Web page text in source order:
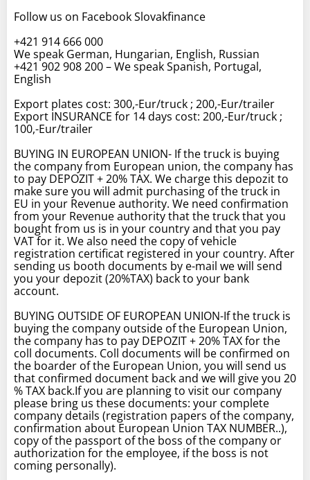
Follow us on Facebook Slovakfinance
+421 914 666 000
We speak German, Hungarian, English, Russian
+421 902 908 200 – We speak Spanish, Portugal,
English
Export plates cost: 300,-Eur/truck ; 200,-Eur/trailer
Export INSURANCE for 14 days cost: 200,-Eur/truck ;
100,-Eur/trailer
BUYING IN EUROPEAN UNION- If the truck is buying
the company from European union, the company has
to pay DEPOZIT + 20% TAX. We charge this depozit to
make sure you will admit purchasing of the truck in
EU in your Revenue authority. We need confirmation
from your Revenue authority that the truck that you
bought from us is in your country and that you pay
VAT for it. We also need the copy of vehicle
registration certificat registered in your country. After
sending us booth documents by e-mail we will send
you your depozit (20%TAX) back to your bank
account.
BUYING OUTSIDE OF EUROPEAN UNION-If the truck is
buying the company outside of the European Union,
the company has to pay DEPOZIT + 20% TAX for the
coll documents. Coll documents will be confirmed on
the boarder of the European Union, you will send us
that confirmed document back and we will give you 20
% TAX back.If you are planning to visit our company
please bring us these documents: your complete
company details (registration papers of the company,
confirmation about European Union TAX NUMBER..),
copy of the passport of the boss of the company or
authorization for the employee, if the boss is not
coming personally).